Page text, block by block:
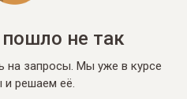
не так
на запросы. Мы уже в курсе
и решаем её.